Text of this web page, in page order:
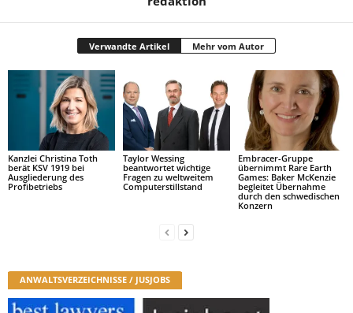
Verwandte Artikel Mehr vom Autor
Kanzlei Christina Toth
berät KSV 1919 bei
Ausgliederung des
Profibetriebs
Taylor Wessing
beantwortet wichtige
Fragen zu weltweitem
Computerstillstand
Embracer-Gruppe
übernimmt Rare Earth
Games: Baker McKenzie
begleitet Übernahme
durch den schwedischen
Konzern
ANWALTSVERZEICHNISSE / JUSJOBS